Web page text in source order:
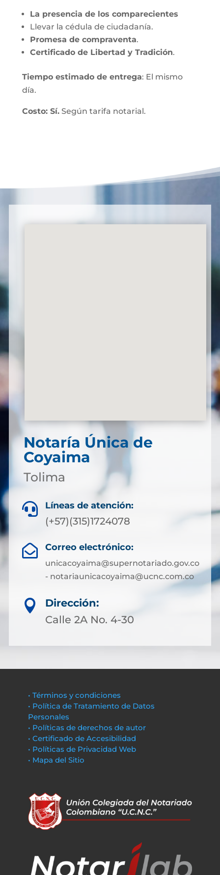
La presencia de los comparecientes
Llevar la cédula de ciudadanía.
Promesa de compraventa.
Certificado de Libertad y Tradición.
Tiempo estimado de entrega: El mismo
día.
Costo: Sí.Según tarifa notarial.
Notaría Única de
Coyaima
Tolima
 Líneas de atención:
(+57)(315)1724078
 Correo electrónico:
unicacoyaima@supernotariado.gov.co
- notariaunicacoyaima@ucnc.com.co

Dirección:
Calle 2A No. 4-30
• Términos y condiciones
• Política de Tratamiento de Datos
Personales
• Políticas de derechos de autor
• Certificado de Accesibilidad
• Políticas de Privacidad Web
• Mapa del Sitio